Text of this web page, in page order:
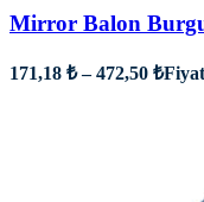
Mirror Balon
171,18 ₺ –472,50 ₺